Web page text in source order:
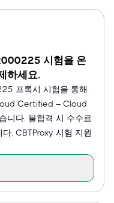
시험을 온
하세요.
프록시 시험을 통해
Certified – Cloud
니다. 불합격 시 수수료
. CBTProxy 시험 지원